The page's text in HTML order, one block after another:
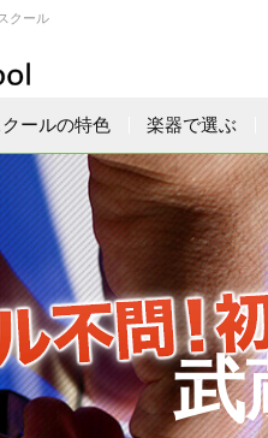
クール
クールの特色 楽器で選ぶ
武